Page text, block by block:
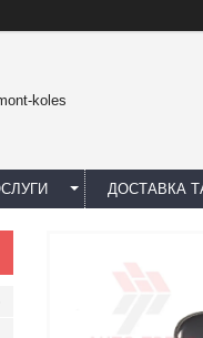
koles
ДОСТАВКА